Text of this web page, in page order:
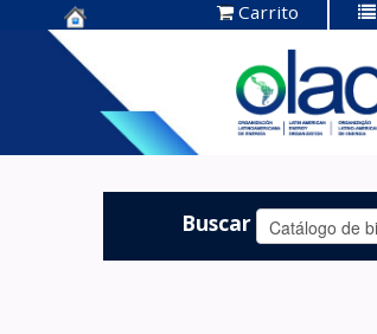
Centro de
Documentación
OLADE -
Carrito
Buscar